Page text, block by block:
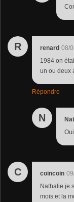
R renard 08/
1984 on
un ou deux
Répondre
N
C coincoin
Nathalie je
mois et la